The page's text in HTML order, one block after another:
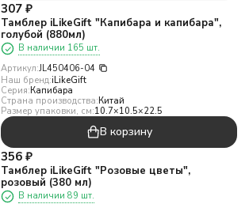
307 ₽
Тамблер iLikeGift "Капибара и капибара",
голубой (880мл)
В наличии 165 шт.
Артикул:JL450406-04
Наш бренд:iLikeGift
Серия:Капибара
Страна производства:Китай
Размер упаковки, см:10.7×10.5×22.5
В корзину
356 ₽
Тамблер iLikeGift "Розовые цветы",
розовый (380 мл)
В наличии 89 шт.